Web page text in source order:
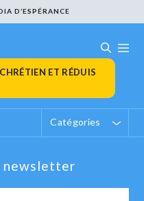
D’ESPÉRANCE
ET RÉDUIS
Catégories
newsletter